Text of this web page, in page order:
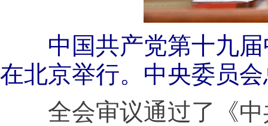
中国共产党第十九届
在北京举行。中央委员
全会审议通过了《中